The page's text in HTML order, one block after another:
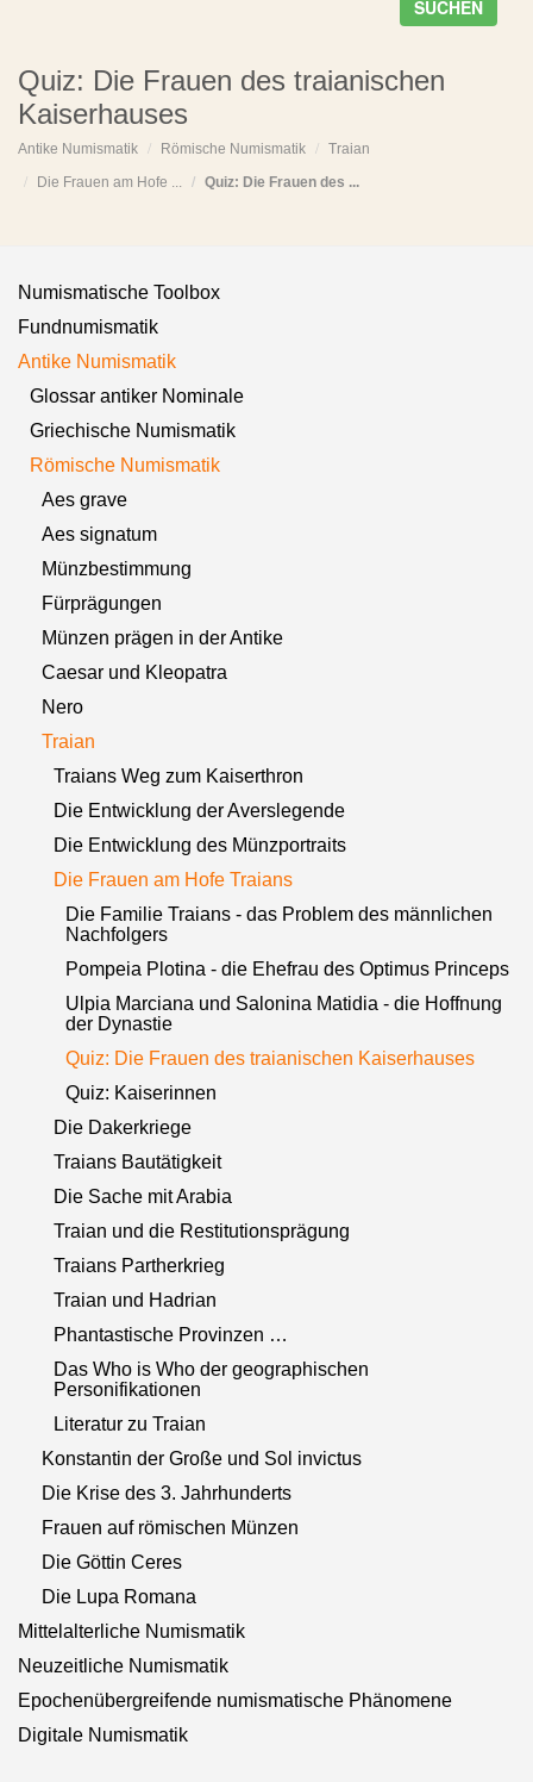
SUCHEN
Quiz: Die Frauen des traianischen
Kaiserhauses
Antike Numismatik Römische Numismatik
Traian
Die Frauen am Hofe ...
Quiz: Die Frauen des ...
Numismatische Toolbox
Fundnumismatik
Antike Numismatik
Glossar antiker Nominale
Griechische Numismatik
Römische Numismatik
Aes grave
Aes signatum
Münzbestimmung
Fürprägungen
Münzen prägen in der Antike
Caesar und Kleopatra
Nero
Traian
Traians Weg zum Kaiserthron
Die Entwicklung der Averslegende
Die Entwicklung des Münzportraits
Die Frauen am Hofe Traians
Die Familie Traians - das Problem des männlichen
Nachfolgers
Pompeia Plotina - die Ehefrau des Optimus Princeps
Ulpia Marciana und Salonina Matidia - die Hoffnung
der Dynastie
Quiz: Die Frauen des traianischen Kaiserhauses
Quiz: Kaiserinnen
Die Dakerkriege
Traians Bautätigkeit
Die Sache mit Arabia
Traian und die Restitutionsprägung
Traians Partherkrieg
Traian und Hadrian
Phantastische Provinzen …
Das Who is Who der geographischen
Personifikationen
Literatur zu Traian
Konstantin der Große und Sol invictus
Die Krise des 3. Jahrhunderts
Frauen auf römischen Münzen
Die Göttin Ceres
Die Lupa Romana
Mittelalterliche Numismatik
Neuzeitliche Numismatik
Epochenübergreifende numismatische Phänomene
Digitale Numismatik